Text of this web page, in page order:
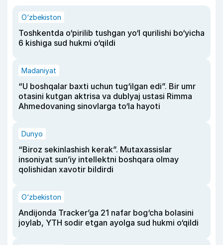
O‘zbekiston
Toshkentda o‘pirilib tushgan yo‘l qurilishi bo‘yicha
6 kishiga sud hukmi o‘qildi
Madaniyat
“U boshqalar baxti uchun tug‘ilgan edi”. Bir umr
otasini kutgan aktrisa va dublyaj ustasi Rimma
Ahmedovaning sinovlarga to‘la hayoti
Dunyo
“Biroz sekinlashish kerak”. Mutaxassislar
insoniyat sun’iy intellektni boshqara olmay
qolishidan xavotir bildirdi
O‘zbekiston
Andijonda Tracker’ga 21 nafar bog‘cha bolasini
joylab, YTH sodir etgan ayolga sud hukmi o‘qildi